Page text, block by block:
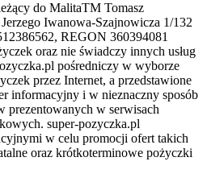
do MalitaTM Tomasz
Iwanowa-Szajnowicza 1/132
REGON 360394081
oraz nie świadczy innych usług
pośredniczy w wyborze
przez Internet, a przedstawione
informacyjny i w nieznaczny sposób
prezentowanych w serwisach
super-pozyczka.pl
w celu promocji ofert takich
oraz krótkoterminowe pożyczki